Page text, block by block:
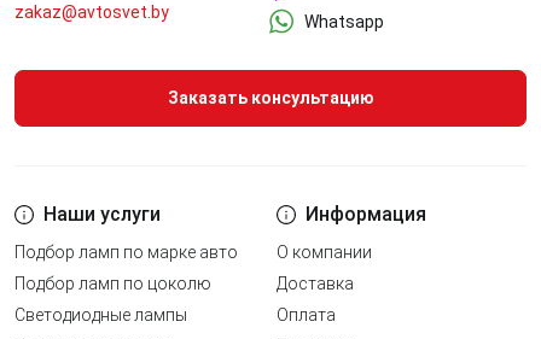
zakaz@avtosvet.by
Whatsapp
Заказать консультацию
Наши услуги
Подбор ламп по марке авто
Подбор ламп по цоколю
Светодиодные лампы
Информация
О компании
Доставка
Оплата